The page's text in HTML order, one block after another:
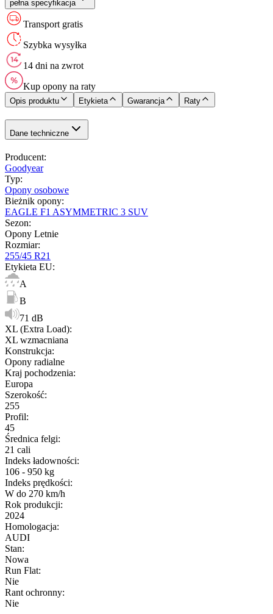
pełna specyfikacja
Transport gratis
Szybka wysyłka
14 dni na zwrot
Kup opony na raty
Opis produktu Etykieta Gwarancja Raty
Dane techniczne
Producent:
Goodyear
Typ:
Opony osobowe
Bieżnik opony:
EAGLE F1 ASYMMETRIC 3 SUV
Sezon:
Opony Letnie
Rozmiar:
255/45 R21
Etykieta EU:
A
B
71 dB
XL (Extra Load):
XL wzmacniana
Konstrukcja:
Opony radialne
Kraj pochodzenia:
Europa
Szerokość:
255
Profil:
45
Średnica felgi:
21 cali
Indeks ładowności:
106 - 950 kg
Indeks prędkości:
W do 270 km/h
Rok produkcji:
2024
Homologacja:
AUDI
Stan:
Nowa
Run Flat:
Nie
Rant ochronny:
Nie